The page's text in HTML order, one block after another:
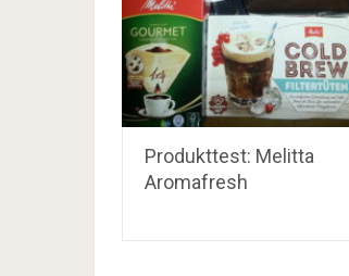
Produkttest: Melitta
Aromafresh